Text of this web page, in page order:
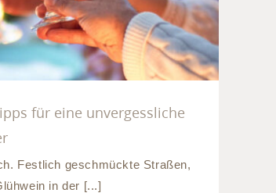
für eine unvergessliche
Festlich geschmückte Straßen,
in der [...]